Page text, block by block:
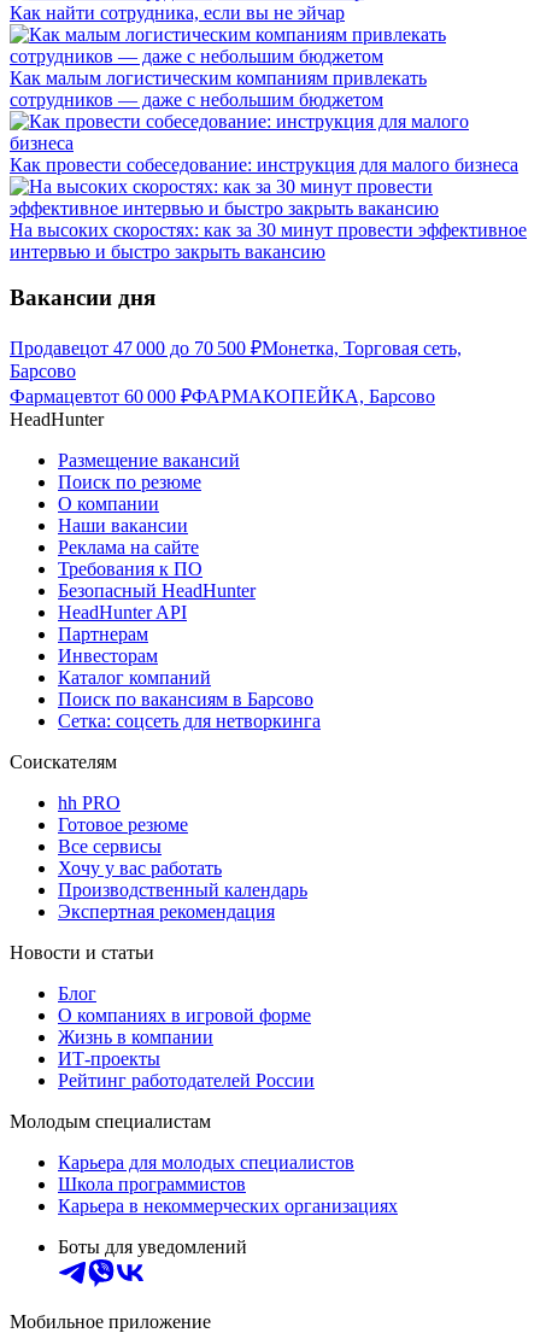
Как найти сотрудника, если вы не эйчар
Как малым логистическим компаниям привлекать
сотрудников — даже с небольшим бюджетом
Как провести собеседование: инструкция для малого бизнеса
На высоких скоростях: как за 30 минут провести эффективное
интервью и быстро закрыть вакансию
Вакансии дня
Продавецот 47 000 до 70 500 ₽Монетка, Торговая сеть,
Барсово
Фармацевтот 60 000 ₽ФАРМАКОПЕЙКА, Барсово
HeadHunter
Размещение вакансий
Поиск по резюме
О компании
Наши вакансии
Реклама на сайте
Требования к ПО
Безопасный HeadHunter
HeadHunter API
Партнерам
Инвесторам
Каталог компаний
Поиск по вакансиям в Барсово
Сетка: соцсеть для нетворкинга
Соискателям
hh PRO
Готовое резюме
Все сервисы
Хочу у вас работать
Производственный календарь
Экспертная рекомендация
Новости и статьи
Блог
О компаниях в игровой форме
Жизнь в компании
ИТ-проекты
Рейтинг работодателей России
Молодым специалистам
Карьера для молодых специалистов
Школа программистов
Карьера в некоммерческих организациях
Боты для уведомлений
Мобильное приложение